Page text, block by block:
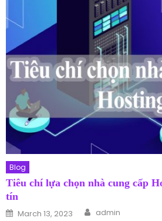
Blog
Tiêu chí lựa chọn nhà cung cấp
tín
Posted on
March 13, 2023 Author
admin